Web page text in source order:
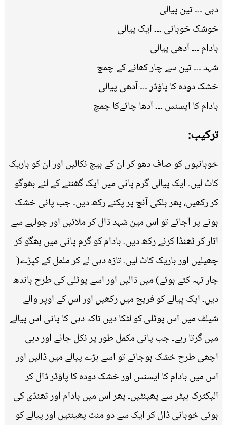
دہی ۔۔۔ تین پیالی
خوشک خوبانی ۔۔۔ ایک پیالی
بادام ۔۔۔ آدھی پیالی
شہد ۔۔۔ تین سے چار کھانے کے چمچ
خشک دودہ کا پاؤڈر ۔۔۔ آدھی پیالی
بادام کا ایسنس ۔۔۔ آدھا چائےکا چمچ
ترکیب:
خوبانیوں کو صاف دھو کر ان کے بیج نکالیں اور ان کو باریک
کاٹ لیں۔ ایک پیالی گرم پانی میں ایک گھنٹے کے لئے بھوگو
کر رکھیں، پھر ہلکی آنچ پر پکنے رکھ دیں۔ جب پانی خشک
ہونے پر آجائے تو اس مین شہد ڈال کر ملائیں اور چولہے سے
اتار کر ٹھنڈا کرنے رکھ دیں۔ بادام کو گرم پانی میں بھگو کر
چھیلیں اور باریک کاٹ لیں۔ تازہ دہی لے کر ململ کے کپڑے(
چار تہہ کئے ہوئے) میں ڈالیں اور اسے پوٹلی کی طرح باندھ
دیں۔ ایک پیالے کو فریج میں رکھیں اور اس کے اوپر والے
شیلف میں اس پوٹلی کو لٹکا دیں تاکہ دہی کا پانی اس پیالے
میں گرتا رہے۔ جب پانی مکمل طور پر نکل جائے اور دہی
اچھی طرح خشک ہوجائے تو اسے بڑے پیالے میں ڈالیں اور
اس میں بادام کا ایسنس اور خشک دودہ کا پاؤڈر ڈال کر
الیکٹرک بیٹر سے پھینٹیں۔ پھر اس میں بادام اور ٹھنڈی کی
ہوئی خوبانی ڈال کر ایک سے دو منٹ پھینٹیں اور پیالے کو